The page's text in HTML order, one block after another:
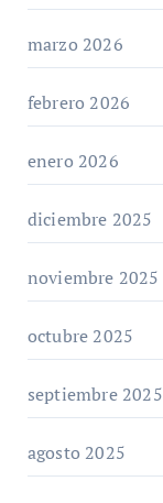
marzo 2026
febrero 2026
enero 2026
diciembre 2025
noviembre 2025
octubre 2025
septiembre 2025
agosto 2025